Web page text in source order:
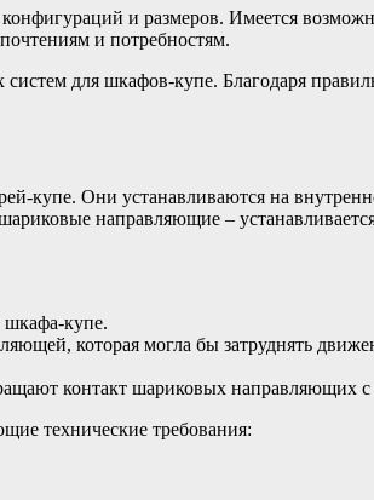
и размеров. Имеется
и потребностям.
для шкафов-купе. Благодаря
купе. Они устанавливаются на
направляющие –
купе.
которая могла бы затруднять
контакт шариковых направляющих
технические требования: